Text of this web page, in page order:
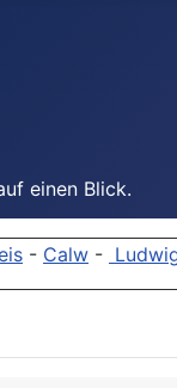
einen Blick.
- Calw -